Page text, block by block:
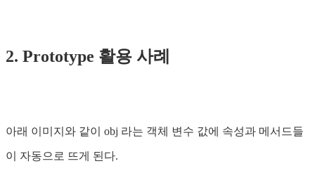
2. Prototype 활용 사례
아래 이미지와 같이 obj 라는 객체 변수 값에 속성과 메서드들
이 자동으로 뜨게 된다.